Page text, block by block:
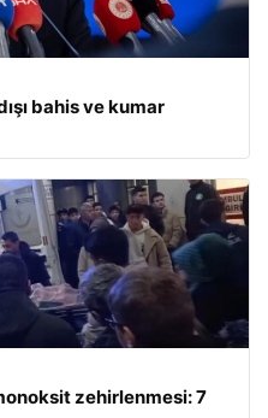
bahis ve kumar
zehirlenmesi: 7